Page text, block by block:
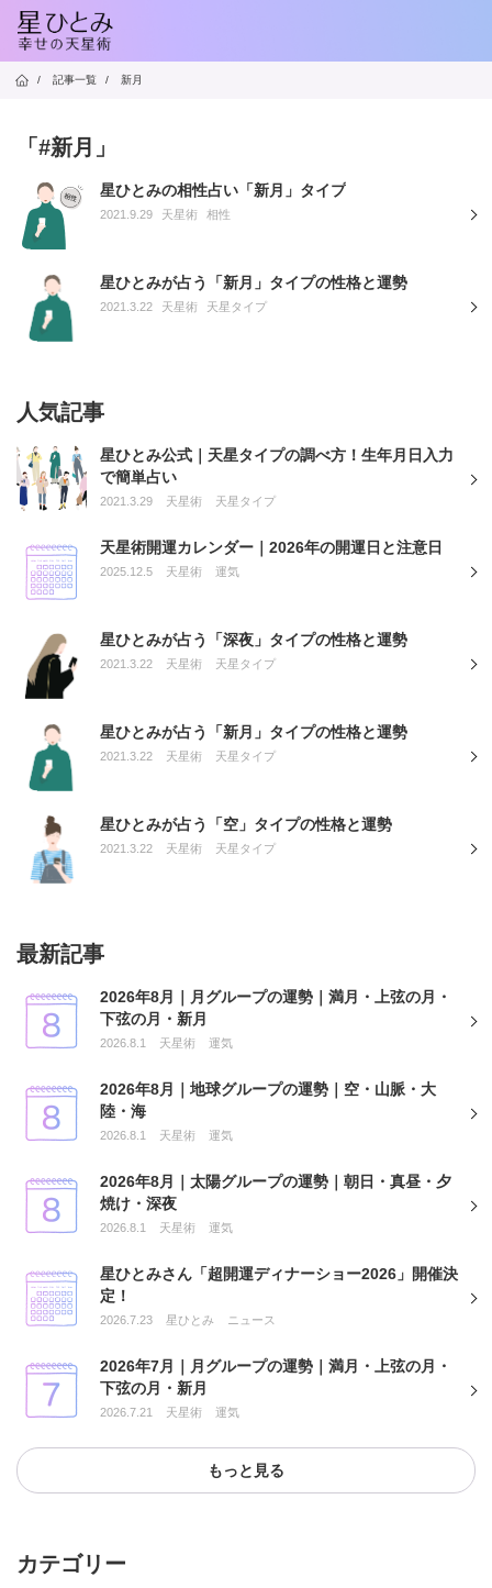
/ 記事一覧 / 新月
「#新月」
星ひとみの相性占い「新月」タイプ
2021.9.29 天星術 相性
星ひとみが占う「新月」タイプの性格と運勢
2021.3.22 天星術 天星タイプ
人気記事
星ひとみ公式｜天星タイプの調べ方！生年月日入力
で簡単占い
2021.3.29 天星術 天星タイプ
天星術開運カレンダー｜2026年の開運日と注意日
2025.12.5 天星術 運気
星ひとみが占う「深夜」タイプの性格と運勢
2021.3.22 天星術 天星タイプ
星ひとみが占う「新月」タイプの性格と運勢
2021.3.22 天星術 天星タイプ
星ひとみが占う「空」タイプの性格と運勢
2021.3.22 天星術 天星タイプ
最新記事
2026年8月｜月グループの運勢｜満月・上弦の月・
下弦の月・新月
2026.8.1 天星術 運気
2026年8月｜地球グループの運勢｜空・山脈・大
陸・海
2026.8.1 天星術 運気
2026年8月｜太陽グループの運勢｜朝日・真昼・夕
焼け・深夜
2026.8.1 天星術 運気
星ひとみさん「超開運ディナーショー2026」開催決
定！
2026.7.23 星ひとみ ニュース
2026年7月｜月グループの運勢｜満月・上弦の月・
下弦の月・新月
2026.7.21 天星術 運気
もっと見る
カテゴリー